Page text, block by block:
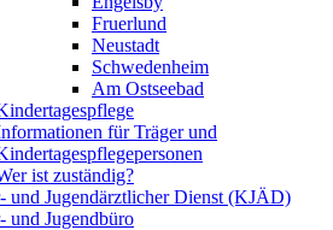
Fruerlund
Neustadt
Schwedenheim
Am Ostseebad
für Träger und
ist zuständig?
und Jugendärztlicher Dienst (KJÄD)
und Jugendbüro